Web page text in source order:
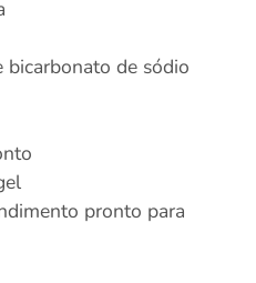
de sódio
pronto para